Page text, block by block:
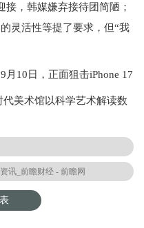
，韩媒嫌弃接待团简陋；
灵活性等提了要求，但“我
10日，正面狙击iPhone 17
美术馆以科学艺术解读数
讯_前瞻财经 - 前瞻网